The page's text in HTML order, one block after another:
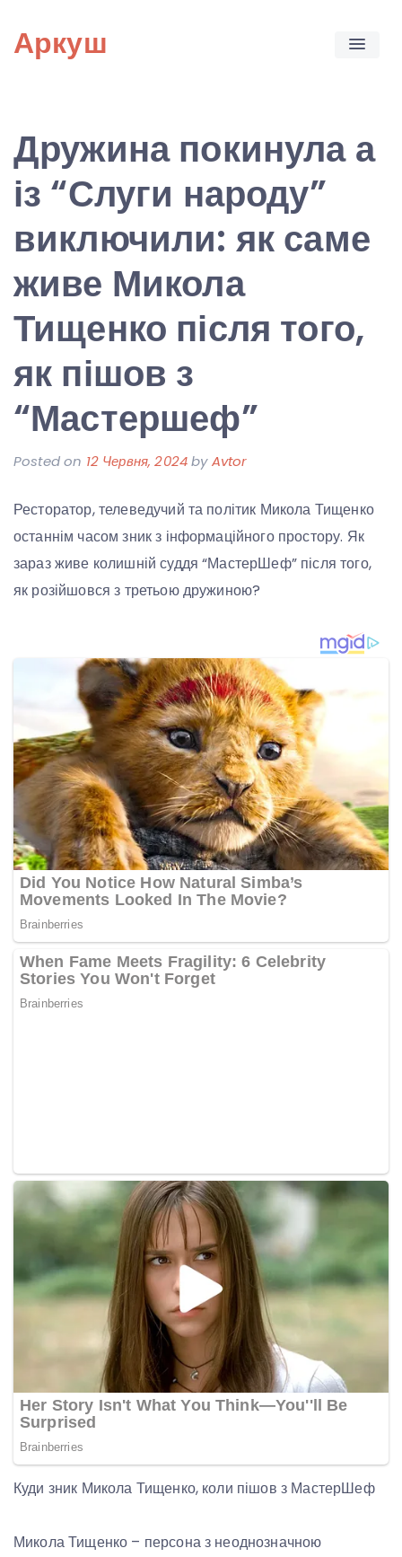
content
Аркуш
Дружина покинула а
із “Слуги народу”
виключили: як саме
живе Микола
Тищенко після того,
як пішов з
“Мастершеф”
Posted on 12 Червня, 2024byAvtor
Ресторатор, телеведучий та політик Микола Тищенко
останнім часом зник з інформаційного простору. Як
зараз живе колишній суддя “МастерШеф” після того,
як розійшовся з третьою дружиною?
Куди зник Микола Тищенко, коли пішов з МастерШеф
Микола Тищенко – персона з неоднозначною